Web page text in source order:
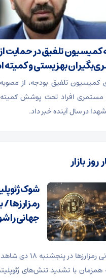
تلفیق در حمایت
بهزیستی و کمیته
کمیسیون تلفیق بودجه، از
مستمری افراد تحت پوشش
در سال آینده خبر داد.
روز بازار
شوک
رمزارزها /
جهانی را
بازار جهانی
همزمان با تشدید تنش‌های